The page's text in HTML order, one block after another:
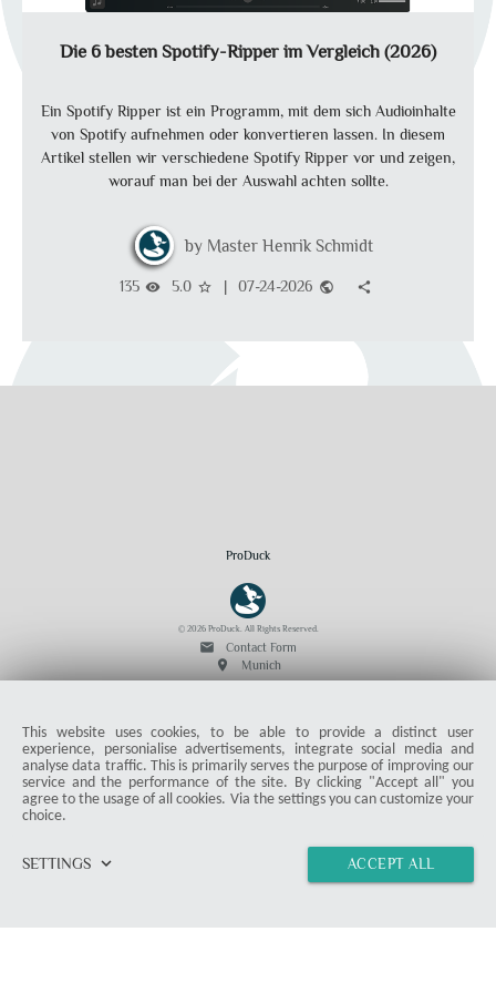
Die 6 besten Spotify-Ripper im Vergleich (2026)
Ein Spotify Ripper ist ein Programm, mit dem sich Audioinhalte
von Spotify aufnehmen oder konvertieren lassen. In diesem
Artikel stellen wir verschiedene Spotify Ripper vor und zeigen,
worauf man bei der Auswahl achten sollte.
Master Henrik Schmidt
135 visibility 5.0 star_border | 07-24-2026 public share
ProDuck
© 2026 ProDuck. All Rights Reserved.
email Contact Form
location_on Munich
Members & Readers
Article Overview
Instructions
Deals
Product Test
This website uses cookies, to be able to provide a distinct user
experience, personialise advertisements, integrate social media and
analyse data traffic. This is primarily serves the purpose of improving our
service and the performance of the site. By clicking "Accept all" you
agree to the usage of all cookies. Via the settings you can customize your
choice.
SETTINGS keyboard_arrow_down ACCEPT ALL